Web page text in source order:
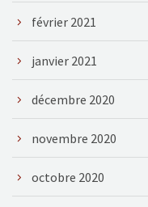
février 2021
janvier 2021
décembre 2020
novembre 2020
octobre 2020